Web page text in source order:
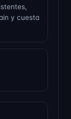
y cuesta